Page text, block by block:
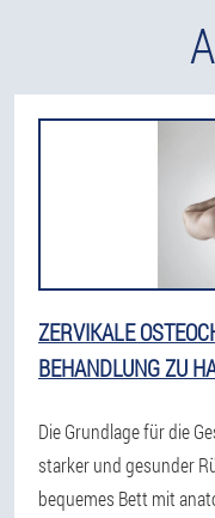
ZERVIKALE
BEHANDLUNG ZU
Die Grundlage für die
starker und gesunder
bequemes Bett mit